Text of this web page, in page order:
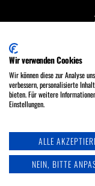
Treksport Outdoor
MO - FR 9:30 - 18:00,
Tel.: +43 (0)664 50 47 848
Wir verwenden Cookies
Wir können diese zur Analyse
verbessern, personalisierte
bieten. Für weitere
Einstellungen.
ALLE
NEIN, BITTE